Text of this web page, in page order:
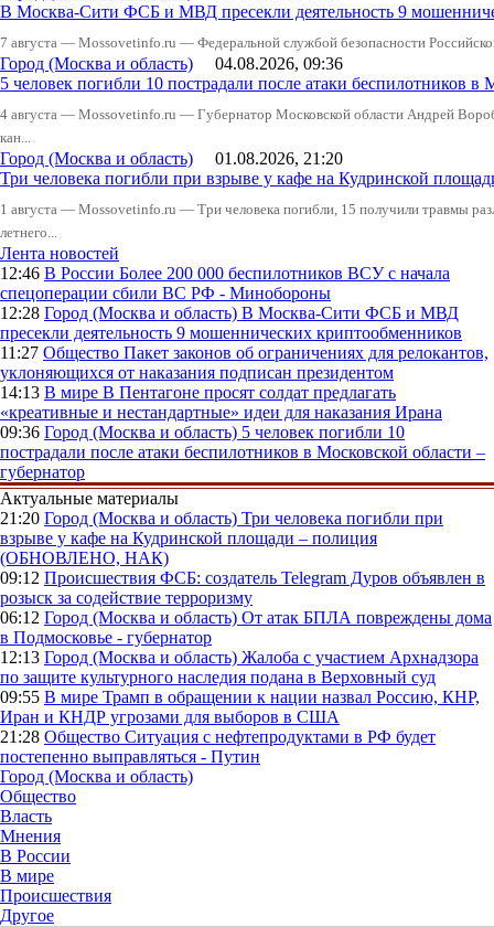
В Москва-Сити ФСБ и МВД пресекли деятельность 9
7 августа — Mossovetinfo.ru — Федеральной службой безопасности
Город (Москва и область) 04.08.2026, 09:36
5 человек погибли 10 пострадали после атаки беспилотников в
4 августа — Mossovetinfo.ru — Губернатор Московской области Андрей
кан...
Город (Москва и область) 01.08.2026, 21:20
Три человека погибли при взрыве у кафе на Кудринской
1 августа — Mossovetinfo.ru — Три человека погибли, 15 получили травмы
летнего...
Лента новостей
12:46 В России Более 200 000 беспилотников ВСУ с начала
спецоперации сбили ВС РФ - Минобороны
12:28 Город (Москва и область) В Москва-Сити ФСБ и МВД
пресекли деятельность 9 мошеннических криптообменников
11:27 Общество Пакет законов об ограничениях для релокантов,
уклоняющихся от наказания подписан президентом
14:13 В мире В Пентагоне просят солдат предлагать
«креативные и нестандартные» идеи для наказания Ирана
09:36 Город (Москва и область) 5 человек погибли 10
пострадали после атаки беспилотников в Московской области –
губернатор
Актуальные материалы
21:20 Город (Москва и область) Три человека погибли при
взрыве у кафе на Кудринской площади – полиция
(ОБНОВЛЕНО, НАК)
09:12 Происшествия ФСБ: создатель Telegram Дуров объявлен в
розыск за содействие терроризму
06:12 Город (Москва и область) От атак БПЛА повреждены дома
в Подмосковье - губернатор
12:13 Город (Москва и область) Жалоба с участием Архнадзора
по защите культурного наследия подана в Верховный суд
09:55 В мире Трамп в обращении к нации назвал Россию, КНР,
Иран и КНДР угрозами для выборов в США
21:28 Общество Ситуация с нефтепродуктами в РФ будет
постепенно выправляться - Путин
Город (Москва и область)
Общество
Власть
Мнения
В России
В мире
Происшествия
Другое